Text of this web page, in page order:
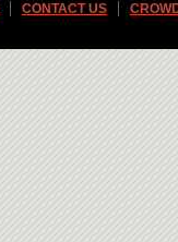
CONTACT US